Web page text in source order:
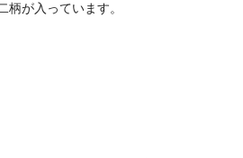
柄が入っています。